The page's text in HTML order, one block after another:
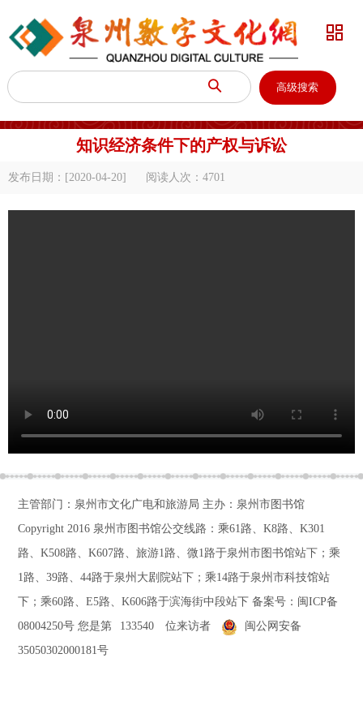
 高级搜索

知识经济条件下的产权与诉讼
发布日期：[2020-04-20] 阅读人次： 4701
主管部门：泉州市文化广电和旅游局 主办：泉州市图书馆
Copyright 2016 泉州市图书馆公交线路：乘61路、K8路、K301
路、K508路、K607路、旅游1路、微1路于泉州市图书馆站下；乘
1路、39路、44路于泉州大剧院站下；乘14路于泉州市科技馆站
下；乘60路、E5路、K606路于滨海街中段站下备案号： 闽ICP备
08004250号 您是第 133540 位来访者
闽公网安备
35050302000181号